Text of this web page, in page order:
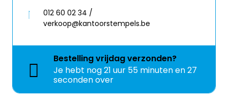
012 60 02 34 /
verkoop@kantoorstempels.be
Bestellingvrijdagverzonden?
Je hebt nog21 uur 55 minuten en 27
seconden over